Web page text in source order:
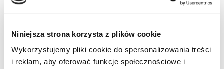
Niniejsza strona korzysta z plików cookie
Wykorzystujemy pliki cookie do spersonalizowania treści
i reklam, aby oferować funkcje społecznościowe i
Informacje dodatkowe Akcesoria